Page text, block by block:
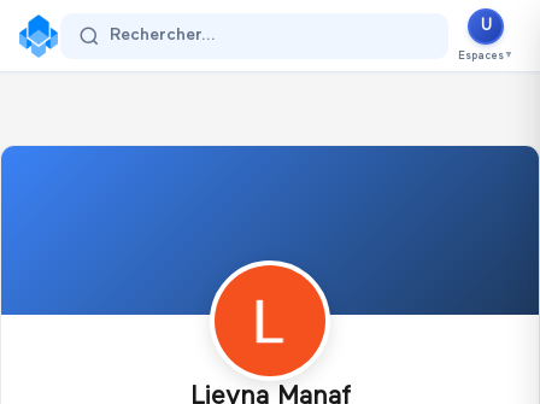
Se connecter
Rechercher...
U
Espaces ▼
Lieyna Manaf